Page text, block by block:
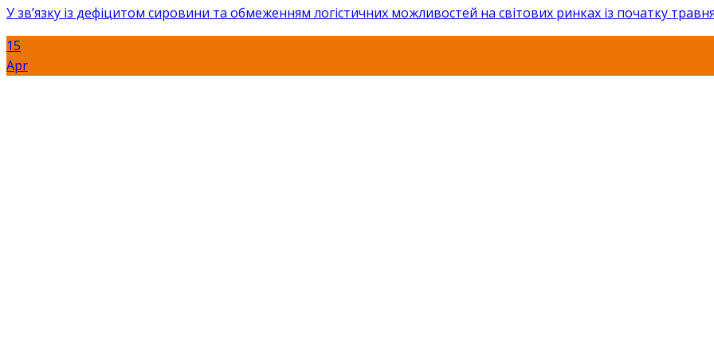
У зв’язку із дефіцитом сировини та обмеженням логістичних можливостей на світових ринках із початку
15
Apr